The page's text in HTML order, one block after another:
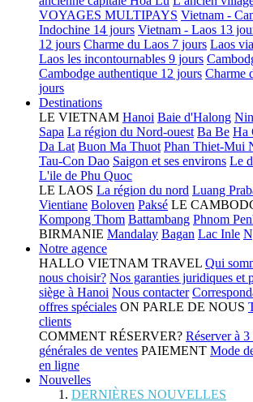
VOYAGES MULTIPAYS Vietnam -
Indochine 14 jours Vietnam - Laos 13
12 jours Charme du Laos 7 jours Laos
Laos les incontournables 9 jours
Cambodge authentique 12 jours Charme
jours
Destinations
LE VIETNAM Hanoi Baie d'Halong
Sapa La région du Nord-ouest Ba Be Ha
Da Lat Buon Ma Thuot Phan Thiet-Mui
Tau-Con Dao Saigon et ses environs Le
L'ile de Phu Quoc
LE LAOS La région du nord Luang
Vientiane Boloven Paksé LE
Kompong Thom Battambang Phnom
BIRMANIE Mandalay Bagan Lac Inle
Notre agence
HALLO VIETNAM TRAVEL Qui
nous choisir? Nos garanties juridiques et
siège à Hanoi Nous contacter
offres spéciales ON PARLE DE NOUS
clients
COMMENT RÉSERVER? Réserver à 3
générales de ventes PAIEMENT Mode
en ligne
Nouvelles
DERNIÈRES NOUVELLES